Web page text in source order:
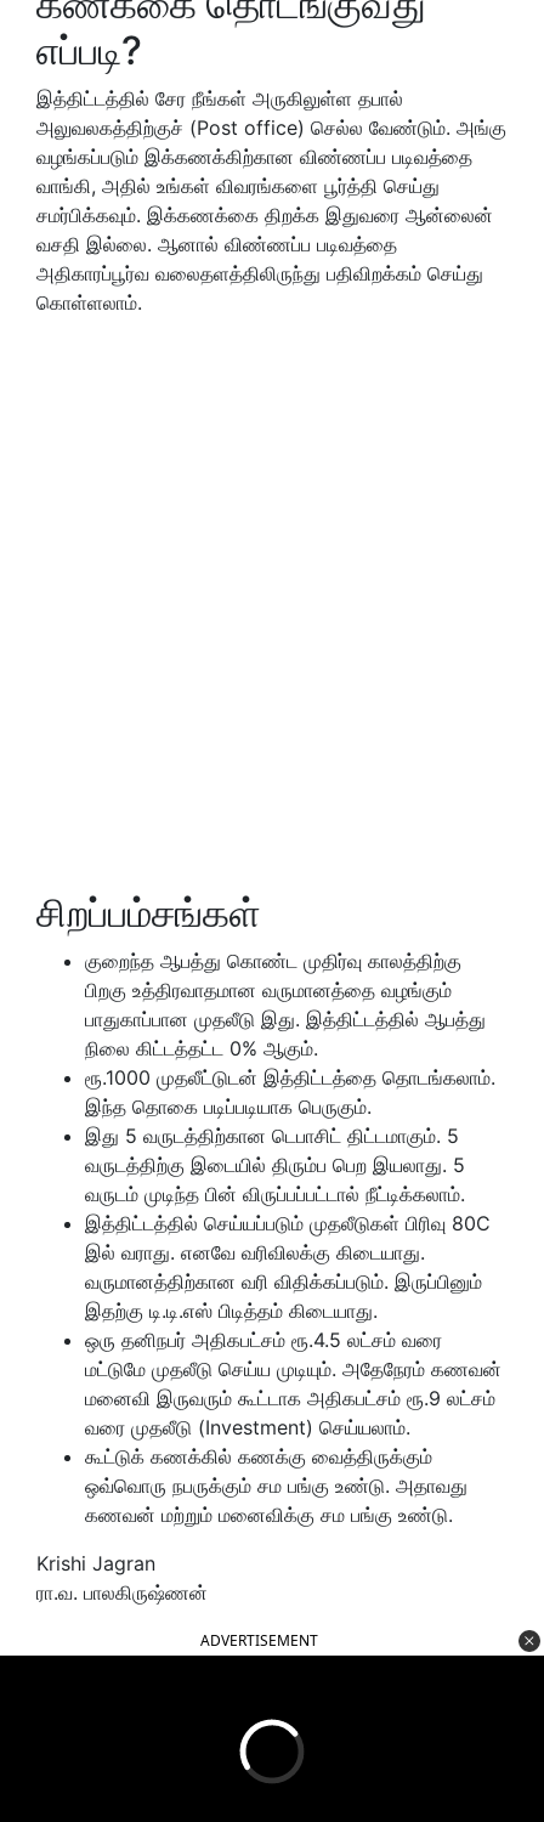
எப்படி?
இத்திட்டத்தில் சேர நீங்கள் அருகிலுள்ள தபால்
அலுவலகத்திற்குச் (Post office) செல்ல வேண்டும். அங்கு
வழங்கப்படும் இக்கணக்கிற்கான விண்ணப்ப படிவத்தை
வாங்கி, அதில் உங்கள் விவரங்களை பூர்த்தி செய்து
சமர்பிக்கவும். இக்கணக்கை திறக்க இதுவரை ஆன்லைன்
வசதி இல்லை. ஆனால் விண்ணப்ப படிவத்தை
அதிகாரப்பூர்வ வலைதளத்திலிருந்து பதிவிறக்கம் செய்து
கொள்ளலாம்.
சிறப்பம்சங்கள்
குறைந்த ஆபத்து கொண்ட முதிர்வு காலத்திற்கு
பிறகு உத்திரவாதமான வருமானத்தை வழங்கும்
பாதுகாப்பான முதலீடு இது. இத்திட்டத்தில் ஆபத்து
நிலை கிட்டத்தட்ட 0% ஆகும்.
ரூ.1000 முதலீட்டுடன் இத்திட்டத்தை தொடங்கலாம்.
இந்த தொகை படிப்படியாக பெருகும்.
இது 5 வருடத்திற்கான டெபாசிட் திட்டமாகும். 5
வருடத்திற்கு இடையில் திரும்ப பெற இயலாது. 5
வருடம் முடிந்த பின் விருப்பப்பட்டால் நீட்டிக்கலாம்.
இத்திட்டத்தில் செய்யப்படும் முதலீடுகள் பிரிவு 80C
இல் வராது. எனவே வரிவிலக்கு கிடையாது.
வருமானத்திற்கான வரி விதிக்கப்படும். இருப்பினும்
இதற்கு டி.டி.எஸ் பிடித்தம் கிடையாது.
ஒரு தனிநபர் அதிகபட்சம் ரூ.4.5 லட்சம் வரை
மட்டுமே முதலீடு செய்ய முடியும். அதேநேரம் கணவன்
மனைவி இருவரும் கூட்டாக அதிகபட்சம் ரூ.9 லட்சம்
வரை முதலீடு (Investment) செய்யலாம்.
கூட்டுக் கணக்கில் கணக்கு வைத்திருக்கும்
ஒவ்வொரு நபருக்கும் சம பங்கு உண்டு. அதாவது
கணவன் மற்றும் மனைவிக்கு சம பங்கு உண்டு.
Krishi Jagran
ரா.வ. பாலகிருஷ்ணன்
ADVERTISEMENT